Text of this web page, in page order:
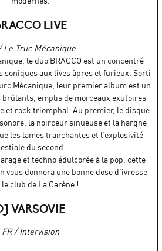
LIVE
Le Truc Mécanique
le duo BRACCO est un concentré
soniques aux lives âpres et furieux. Sorti
Mécanique, leur premier album est un
brûlants, emplis de morceaux exutoires
et rock triomphal. Au premier, le disque
la noirceur sinueuse et la hargne
les lames tranchantes et l’explosivité
du second.
et techno édulcorée à la pop, cette
vous donnera une bonne dose d’ivresse
club de La Carène !
VARSOVIE
FR / Intervision